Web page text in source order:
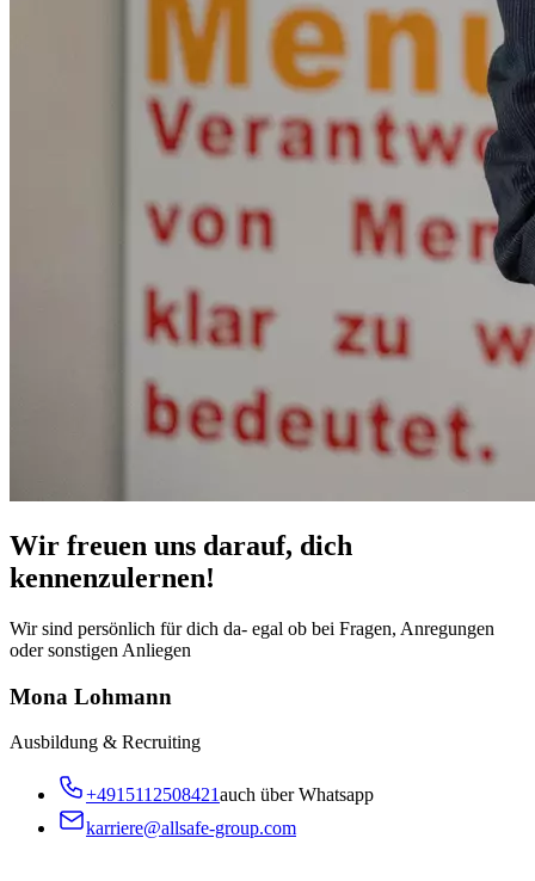
Wir freuen uns darauf, dich
kennenzulernen!
Wir sind persönlich für dich da- egal ob bei Fragen, Anregungen
oder sonstigen Anliegen
Mona Lohmann
Ausbildung & Recruiting
+4915112508421auch über Whatsapp
karriere@allsafe-group.com